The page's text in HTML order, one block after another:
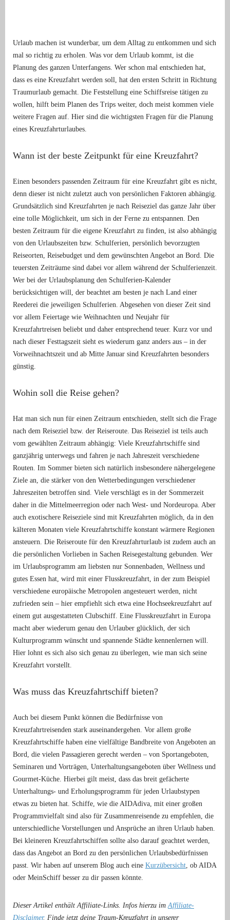
Urlaub machen ist wunderbar, um dem Alltag zu entkommen und sich
mal so richtig zu erholen. Was vor dem Urlaub kommt, ist die
Planung des ganzen Unterfangens. Wer schon mal entschieden hat,
dass es eine Kreuzfahrt werden soll, hat den ersten Schritt in Richtung
Traumurlaub gemacht. Die Feststellung eine Schiffsreise tätigen zu
wollen, hilft beim Planen des Trips weiter, doch meist kommen viele
weitere Fragen auf. Hier sind die wichtigsten Fragen für die Planung
eines Kreuzfahrturlaubes.
Wann ist der beste Zeitpunkt für eine Kreuzfahrt?
Einen besonders passenden Zeitraum für eine Kreuzfahrt gibt es nicht,
denn dieser ist nicht zuletzt auch von persönlichen Faktoren abhängig.
Grundsätzlich sind Kreuzfahrten je nach Reiseziel das ganze Jahr über
eine tolle Möglichkeit, um sich in der Ferne zu entspannen. Den
besten Zeitraum für die eigene Kreuzfahrt zu finden, ist also abhängig
von den Urlaubszeiten bzw. Schulferien, persönlich bevorzugten
Reiseorten, Reisebudget und dem gewünschten Angebot an Bord. Die
teuersten Zeiträume sind dabei vor allem während der Schulferienzeit.
Wer bei der Urlaubsplanung den Schulferien-Kalender
berücksichtigen will, der beachtet am besten je nach Land einer
Reederei die jeweiligen Schulferien. Abgesehen von dieser Zeit sind
vor allem Feiertage wie Weihnachten und Neujahr für
Kreuzfahrtreisen beliebt und daher entsprechend teuer. Kurz vor und
nach dieser Festtagszeit sieht es wiederum ganz anders aus – in der
Vorweihnachtszeit und ab Mitte Januar sind Kreuzfahrten besonders
günstig.
Wohin soll die Reise gehen?
Hat man sich nun für einen Zeitraum entschieden, stellt sich die Frage
nach dem Reiseziel bzw. der Reiseroute. Das Reiseziel ist teils auch
vom gewählten Zeitraum abhängig: Viele Kreuzfahrtschiffe sind
ganzjährig unterwegs und fahren je nach Jahreszeit verschiedene
Routen. Im Sommer bieten sich natürlich insbesondere nähergelegene
Ziele an, die stärker von den Wetterbedingungen verschiedener
Jahreszeiten betroffen sind. Viele verschlägt es in der Sommerzeit
daher in die Mittelmeerregion oder nach West- und Nordeuropa. Aber
auch exotischere Reiseziele sind mit Kreuzfahrten möglich, da in den
kälteren Monaten viele Kreuzfahrtschiffe konstant wärmere Regionen
ansteuern. Die Reiseroute für den Kreuzfahrturlaub ist zudem auch an
die persönlichen Vorlieben in Sachen Reisegestaltung gebunden. Wer
im Urlaubsprogramm am liebsten nur Sonnenbaden, Wellness und
gutes Essen hat, wird mit einer Flusskreuzfahrt, in der zum Beispiel
verschiedene europäische Metropolen angesteuert werden, nicht
zufrieden sein – hier empfiehlt sich etwa eine Hochseekreuzfahrt auf
einem gut ausgestatteten Clubschiff. Eine Flusskreuzfahrt in Europa
macht aber wiederum genau den Urlauber glücklich, der sich
Kulturprogramm wünscht und spannende Städte kennenlernen will.
Hier lohnt es sich also sich genau zu überlegen, wie man sich seine
Kreuzfahrt vorstellt.
Was muss das Kreuzfahrtschiff bieten?
Auch bei diesem Punkt können die Bedürfnisse von
Kreuzfahrtreisenden stark auseinandergehen. Vor allem große
Kreuzfahrtschiffe haben eine vielfältige Bandbreite von Angeboten an
Bord, die vielen Passagieren gerecht werden – von Sportangeboten,
Seminaren und Vorträgen, Unterhaltungsangeboten über Wellness und
Gourmet-Küche. Hierbei gilt meist, dass das breit gefächerte
Unterhaltungs- und Erholungsprogramm für jeden Urlaubstypen
etwas zu bieten hat. Schiffe, wie die AIDAdiva, mit einer großen
Programmvielfalt sind also für Zusammenreisende zu empfehlen, die
unterschiedliche Vorstellungen und Ansprüche an ihren Urlaub haben.
Bei kleineren Kreuzfahrtschiffen sollte also darauf geachtet werden,
dass das Angebot an Bord zu den persönlichen Urlaubsbedürfnissen
passt. Wir haben auf unserem Blog auch eine Kurzübersicht, ob AIDA
oder MeinSchiff besser zu dir passen könnte.
Dieser Artikel enthält Affiliate-Links. Infos hierzu imAffiliate-
Disclaimer. Finde jetzt deine Traum-Kreuzfahrt in unserer